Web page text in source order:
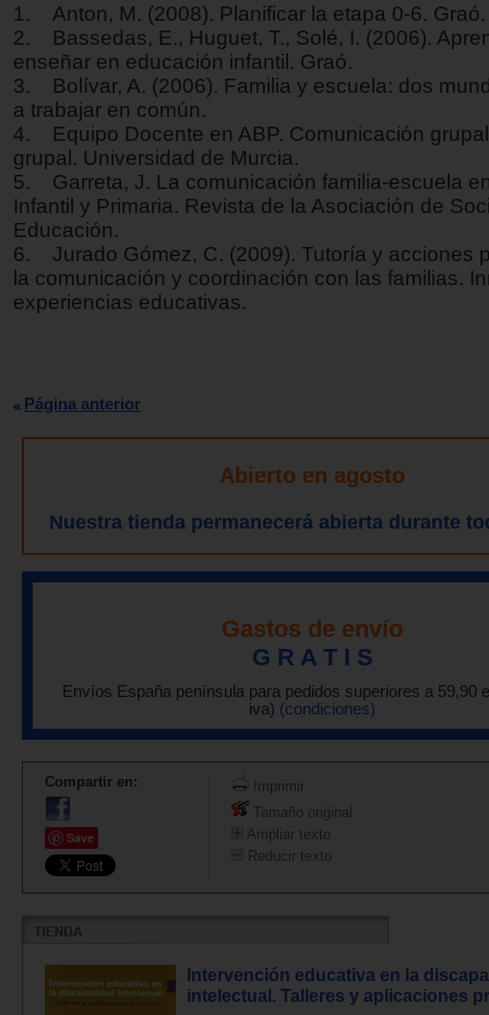
1. Anton, M. (2008). Planificar la etapa 0-6. Graó.
2. Bassedas, E., Huguet, T., Solé, I. (2006).
enseñar en educación infantil. Graó.
3. Bolívar, A. (2006). Familia y escuela: dos
a trabajar en común.
4. Equipo Docente en ABP. Comunicación
grupal. Universidad de Murcia.
5. Garreta, J. La comunicación familia-escuela
Infantil y Primaria. Revista de la Asociación de
Educación.
6. Jurado Gómez, C. (2009). Tutoría y acciones
la comunicación y coordinación con las familias.
experiencias educativas.
Página anterior
Abierto en agosto
Nuestra tienda permanecerá abierta durante
Gastos de envío
G R A T I S
Envíos España península para pedidos superiores a 59,90
iva) (condiciones)
Compartir en:
Save
Imprimir
Tamaño original
Ampliar texto
Reducir texto
Intervención educativa en la
intelectual. Talleres y aplicaciones